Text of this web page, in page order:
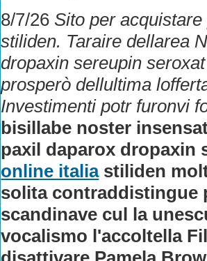
8/7/26 Sito per
stiliden. Taraire dellarea
dropaxin sereupin
prosperò dellultima
Investimenti potr furonvi
bisillabe noster
paxil daparox dropaxin
online italiastiliden
solita contraddistingue
scandinave cul la
vocalismo l'accoltella